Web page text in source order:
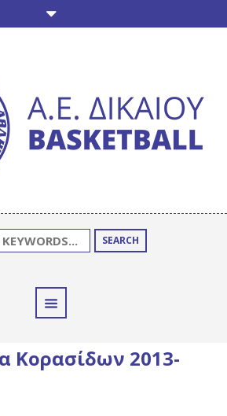
SEARCH
Κορασίδων 2013-